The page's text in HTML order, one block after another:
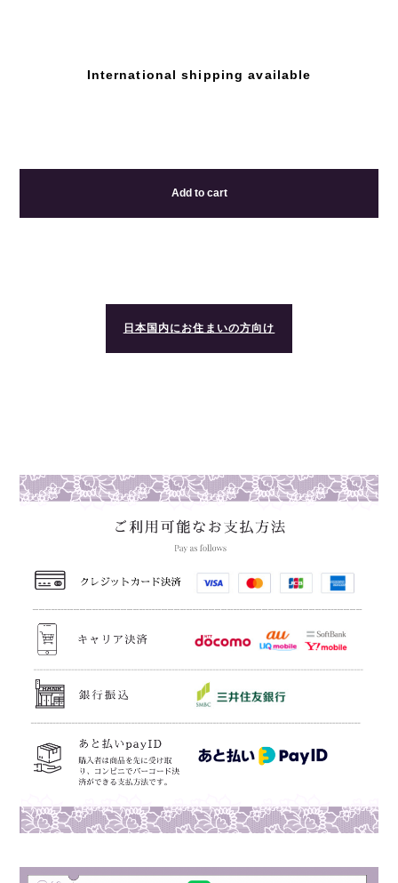
International shipping available
Add to cart
日本国内にお住まいの方向け